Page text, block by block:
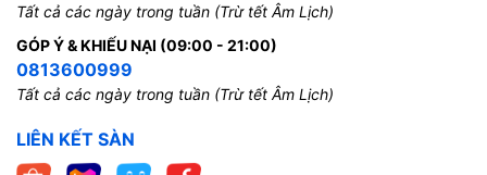
Tất cả các ngày trong tuần (Trừ tết Âm Lịch)
GÓP Ý & KHIẾU NẠI (09:00 - 21:00)
0813600999
Tất cả các ngày trong tuần (Trừ tết Âm Lịch)
LIÊN KẾT SÀN